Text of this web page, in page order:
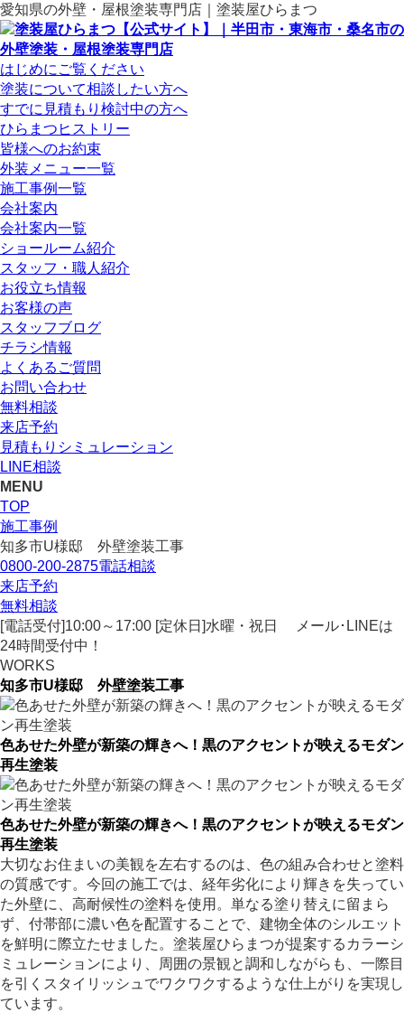
愛知県の外壁・屋根塗装専門店｜塗装屋ひらまつ
はじめにご覧ください
塗装について相談したい方へ
すでに見積もり検討中の方へ
ひらまつヒストリー
皆様へのお約束
外装メニュー一覧
施工事例一覧
会社案内
会社案内一覧
ショールーム紹介
スタッフ・職人紹介
お役立ち情報
お客様の声
スタッフブログ
チラシ情報
よくあるご質問
お問い合わせ
無料相談
来店予約
見積もりシミュレーション
LINE相談
MENU
TOP
施工事例
知多市U様邸 外壁塗装工事
0800-200-2875電話相談
来店予約
無料相談
[電話受付]10:00～17:00 [定休日]水曜・祝日
メール･LINEは
24時間受付中！
WORKS
知多市U様邸 外壁塗装工事
色あせた外壁が新築の輝きへ！黒のアクセントが映えるモダン
再生塗装
色あせた外壁が新築の輝きへ！黒のアクセントが映えるモダン
再生塗装
大切なお住まいの美観を左右するのは、色の組み合わせと塗料
の質感です。今回の施工では、経年劣化により輝きを失ってい
た外壁に、高耐候性の塗料を使用。単なる塗り替えに留まら
ず、付帯部に濃い色を配置することで、建物全体のシルエット
を鮮明に際立たせました。塗装屋ひらまつが提案するカラーシ
ミュレーションにより、周囲の景観と調和しながらも、一際目
を引くスタイリッシュでワクワクするような仕上がりを実現し
ています。